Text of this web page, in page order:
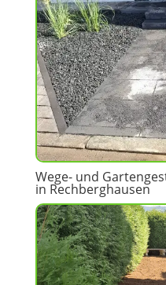
Wege- und
in Rechberghausen